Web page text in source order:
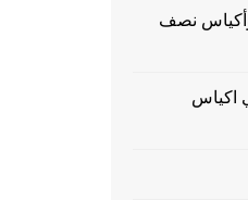
نصف
اكياس